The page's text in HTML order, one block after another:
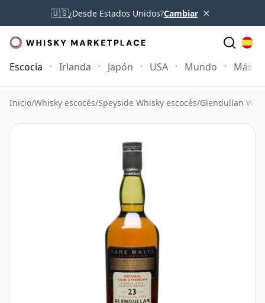
🇺🇸¿Desde Estados Unidos?Cambiar ×
Escocia Irlanda Japón USA Mundo Más
Inicio/Whisky escocés/Speyside Whisky escocés/Glendullan